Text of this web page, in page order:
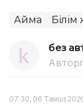
Аймақ
без
07:30, 06 Тамыз